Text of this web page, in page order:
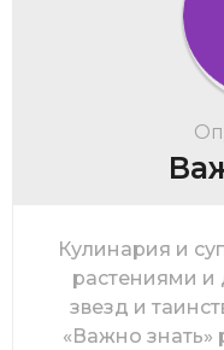
Кулинария и
растениями и
звезд и
«Важно знать»